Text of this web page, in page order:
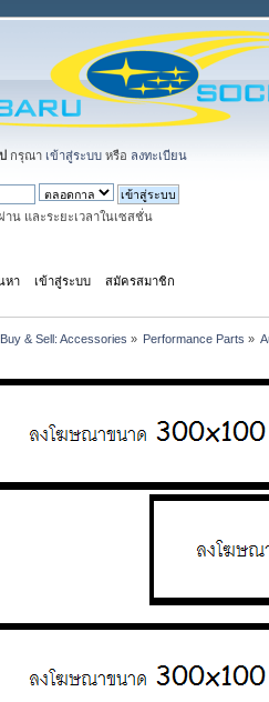
กรุณา เข้าสู่ระบบ หรือ ลงทะเบียน
น และระยะเวลาในเซสชั่น
หา เข้าสู่ระบบ สมัครสมาชิก
Buy & Sell: Accessories » Performance Parts »